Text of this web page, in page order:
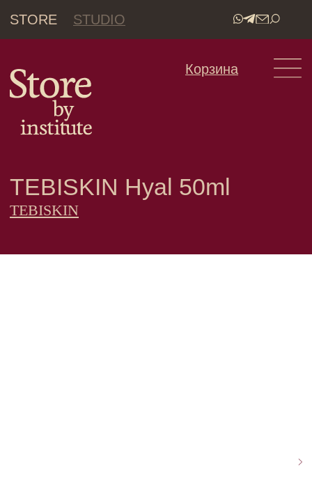
STORE STUDIO
•
TEBISKIN Hyal 50ml